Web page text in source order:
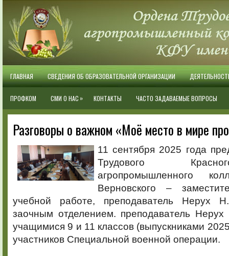
ГЛАВНАЯ СВЕДЕНИЯ ОБ ОБРАЗОВАТЕЛЬНОЙ ОРГАНИЗАЦИИ
ПРОФКОМ СМИ О НАС » КОНТАКТЫ ЧАСТО ЗАДАВАЕМЫЕ ВОПРОСЫ
Разговоры о важном «Моё место в мире
11 сентября 2025 года
Трудового
агропромышленного
Верновского –
учебной работе, преподаватель Нерух
заочным отделением. преподаватель Нерух
учащимися 9 и 11 классов (выпускниками
участников Специальной военной операции.